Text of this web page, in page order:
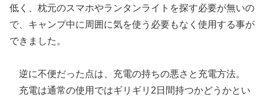
低く、枕元のスマホやランタンライトを探す必要が無いの
で、キャンプ中に周囲に気を使う必要もなく使用する事が
できました。
逆に不便だった点は、充電の持ちの悪さと充電方法。
充電は通常の使用ではギリギリ2日間持つかどうかとい